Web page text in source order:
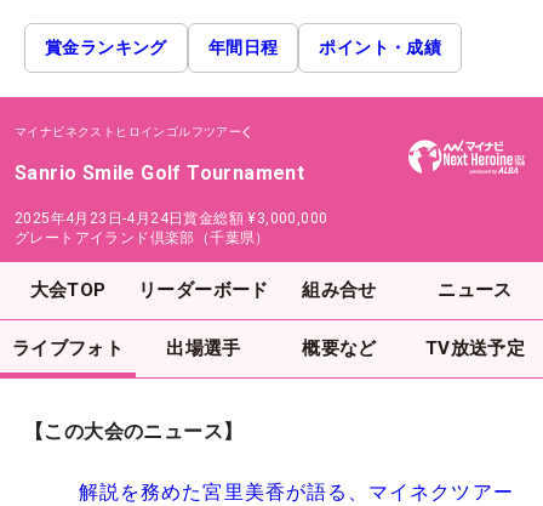
賞金ランキング 年間日程 ポイント・成績
マイナビネクストヒロインゴルフツアー
Sanrio Smile Golf Tournament
2025年4月23日-4月24日賞金総額 ¥3,000,000
グレートアイランド倶楽部（千葉県）
大会TOP リーダーボード 組み合せ ニュース
ライブフォト 出場選手 概要など TV放送予定
【この大会のニュース】
解説を務めた宮里美香が語る、マイネクツアー